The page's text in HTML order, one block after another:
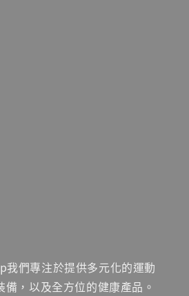
們專注於提供多元化的運動
備，以及全方位的健康產品。